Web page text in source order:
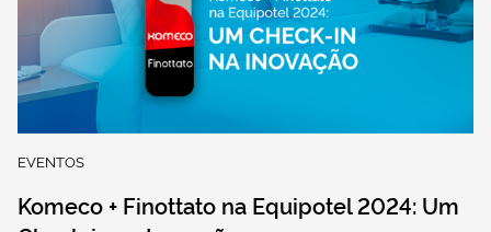
EVENTOS
Komeco + Finottato na Equipotel 2024: Um